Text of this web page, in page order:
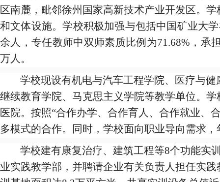
区南麓，毗邻徐州国家高新技术产业开发区。学
和文体设施。学校积极加强与包括中国矿业大
余人，专任教师中双师素质比例为71.68% ，承
万人。
学校现设有机电与汽车工程学院、
医疗与健
继续教育学院、马克思主义学院等教学单位。 学
医院。 按照“合作办学、合作育人、合作就业、
多模式的合作。同时，学校面向职业导向需求
学校建有康复治疗、建筑工程等8个功能实
业实践教学部，并聘请企业有关负责人担任实